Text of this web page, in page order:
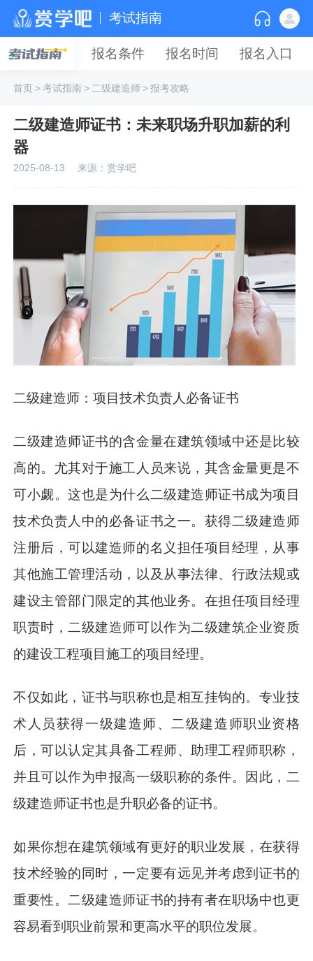
考试指南
报名条件 报名时间 报名入口
首页>考试指南> 二级建造师>报考攻略
二级建造师证书：未来职场升职加薪的利
器
2025-08-13 来源：赏学吧
二级建造师：项目技术负责人必备证书
二级建造师证书的含金量在建筑领域中还是比较
高的。尤其对于施工人员来说，其含金量更是不
可小觑。这也是为什么二级建造师证书成为项目
技术负责人中的必备证书之一。获得二级建造师
注册后，可以建造师的名义担任项目经理，从事
其他施工管理活动，以及从事法律、行政法规或
建设主管部门限定的其他业务。在担任项目经理
职责时，二级建造师可以作为二级建筑企业资质
的建设工程项目施工的项目经理。
不仅如此，证书与职称也是相互挂钩的。专业技
术人员获得一级建造师、二级建造师职业资格
后，可以认定其具备工程师、助理工程师职称，
并且可以作为申报高一级职称的条件。因此，二
级建造师证书也是升职必备的证书。
如果你想在建筑领域有更好的职业发展，在获得
技术经验的同时，一定要有远见并考虑到证书的
重要性。二级建造师证书的持有者在职场中也更
容易看到职业前景和更高水平的职位发展。